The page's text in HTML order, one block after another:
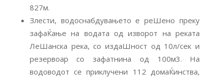
827м.
Злести, водоснабдувањето е реШено преку
зафаЌање на водата од изворот на реката
ЛеШанска река, со издаШност од 10л/сек и
резервоар со зафатнина од 100м3. На
водоводот се приклучени 112 домаЌинства,